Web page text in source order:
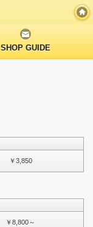
SHOP GUIDE
￥3,850
￥8,800～